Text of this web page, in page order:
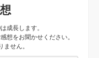
成長します。
想をお聞かせください。
せん。